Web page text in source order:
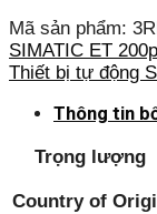
Mã sản phẩm:
SIMATIC ET
Thiết bị tự động
Thông tin
Trọng lượng
Country of